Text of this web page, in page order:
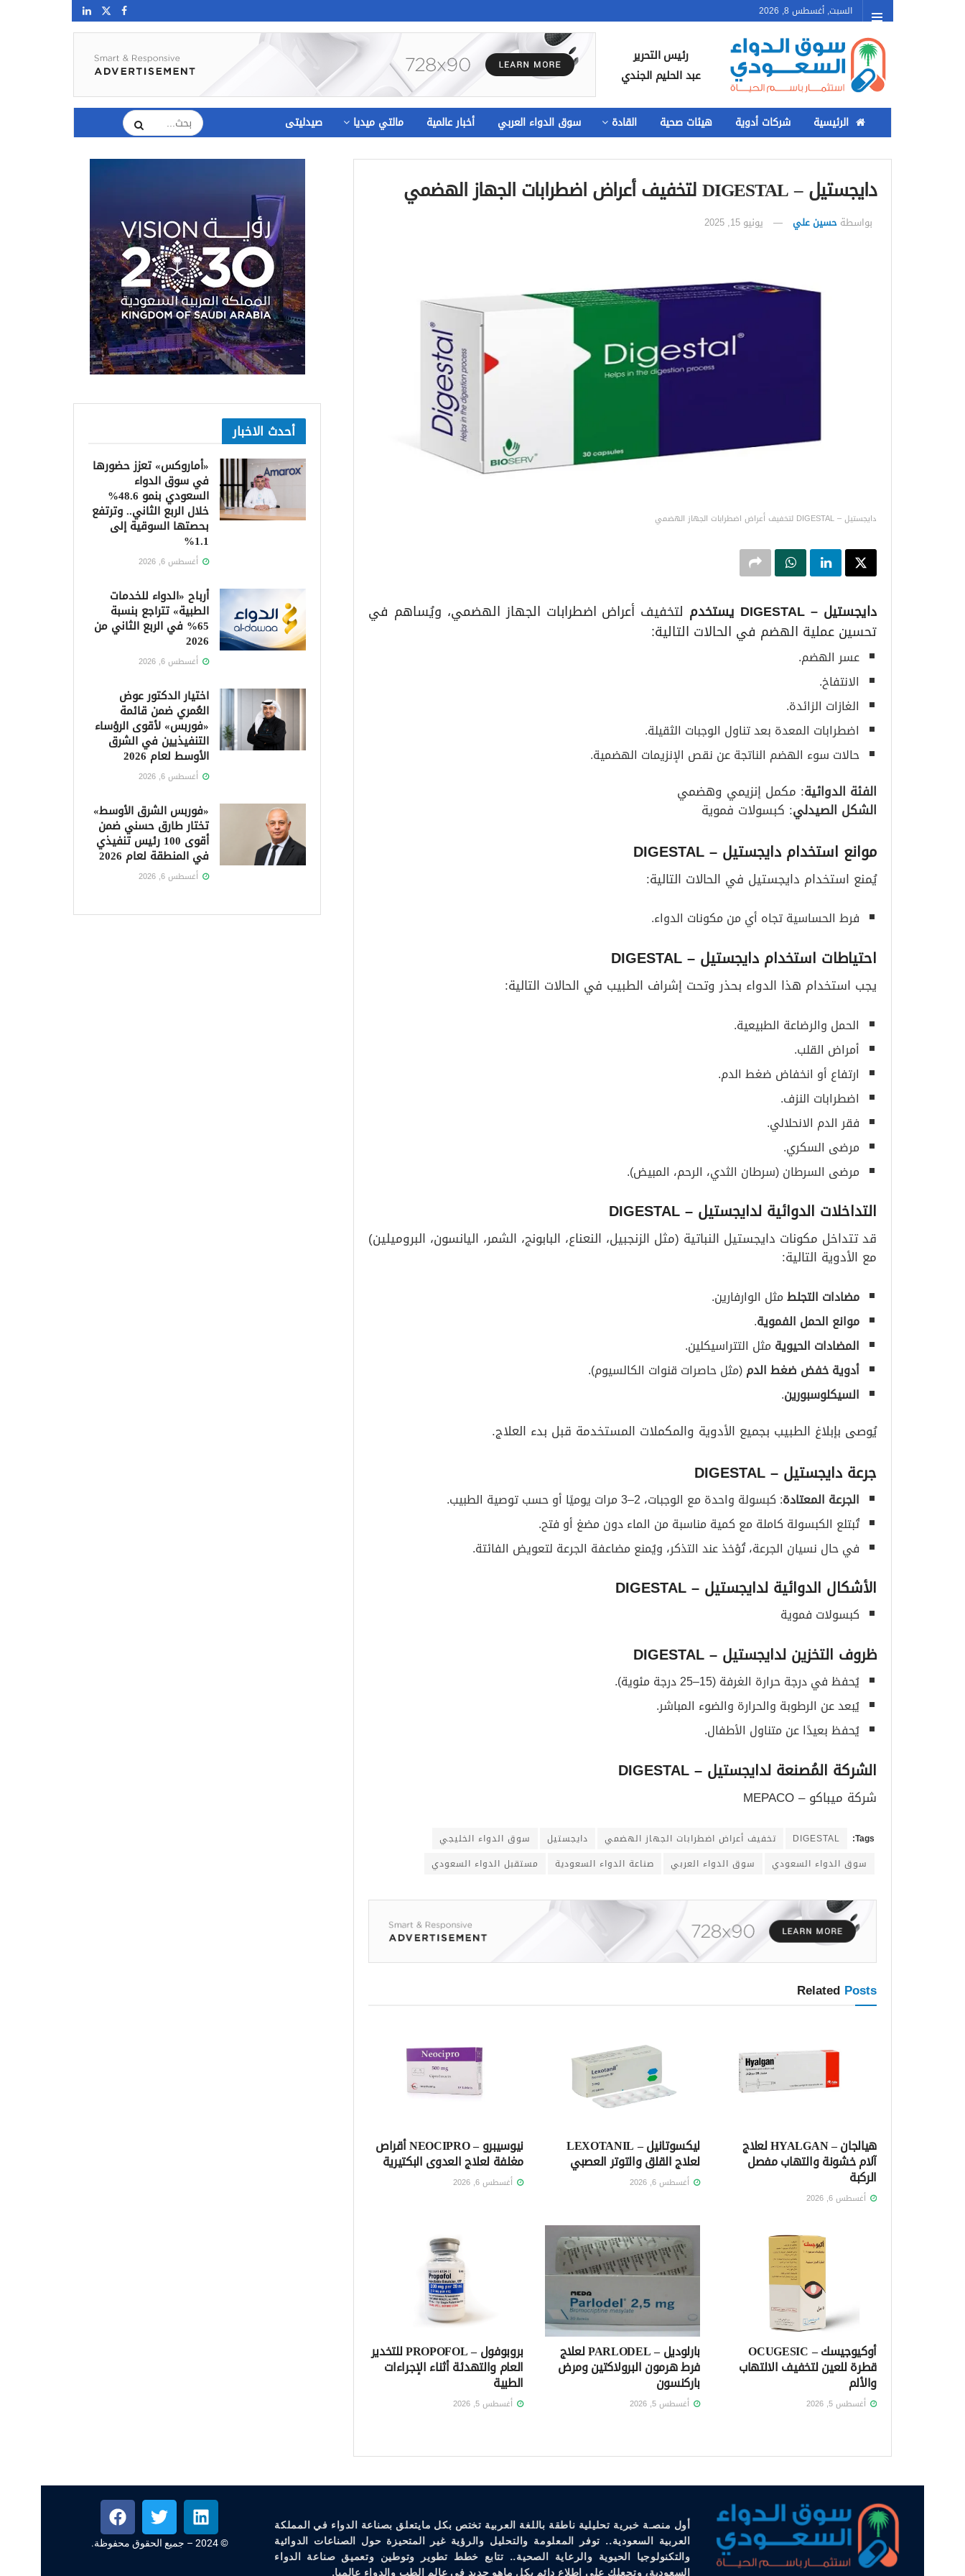
السبت, أغسطس 8, 2026
رئيس التحرير
عبد الحليم الجندي
الرئيسية شركات أدوية هيئات صحية القادة سوق الدواء العربي أخبار عالمية مالتي ميديا صيدليتى
دايجستيل – DIGESTAL لتخفيف أعراض اضطرابات الجهاز الهضمي
بواسطة حسين علي يونيو 15, 2025
دايجستيل – DIGESTAL لتخفيف أعراض اضطرابات الجهاز الهضمي
دايجستيل – DIGESTAL يستخدم
لتخفيف أعراض اضطرابات الجهاز الهضمي، ويُساهم في
تحسين عملية الهضم في الحالات التالية:
عسر الهضم.
الانتفاخ.
الغازات الزائدة.
اضطرابات المعدة بعد تناول الوجبات الثقيلة.
حالات سوء الهضم الناتجة عن نقص الإنزيمات الهضمية.
الفئة الدوائية: مكمل إنزيمي وهضمي
الشكل الصيدلي: كبسولات فموية
موانع استخدام دايجستيل – DIGESTAL
يُمنع استخدام دايجستيل في الحالات التالية:
فرط الحساسية تجاه أي من مكونات الدواء.
احتياطات استخدام دايجستيل – DIGESTAL
يجب استخدام هذا الدواء بحذر وتحت إشراف الطبيب في الحالات التالية:
الحمل والرضاعة الطبيعية.
أمراض القلب.
ارتفاع أو انخفاض ضغط الدم.
اضطرابات النزف.
فقر الدم الانحلالي.
مرضى السكري.
مرضى السرطان (سرطان الثدي، الرحم، المبيض).
التداخلات الدوائية لدايجستيل – DIGESTAL
قد تتداخل مكونات دايجستيل النباتية (مثل الزنجبيل، النعناع، البابونج، الشمر، اليانسون، البروميلين)
مع الأدوية التالية:
مضادات التجلطمثل الوارفارين.
موانع الحمل الفموية.
المضادات الحيوية مثل التتراسيكلين.
أدوية خفض ضغط الدم(مثل حاصرات قنوات الكالسيوم).
السيكلوسبورين.
يُوصى بإبلاغ الطبيب بجميع الأدوية والمكملات المستخدمة قبل بدء العلاج.
جرعة دايجستيل – DIGESTAL
الجرعة المعتادة: كبسولة واحدة مع الوجبات، 2–3 مرات يوميًا أو حسب توصية الطبيب.
تُبتلع الكبسولة كاملة مع كمية مناسبة من الماء دون مضغ أو فتح.
في حال نسيان الجرعة، تُؤخذ عند التذكر، ويُمنع مضاعفة الجرعة لتعويض الفائتة.
الأشكال الدوائية لدايجستيل – DIGESTAL
كبسولات فموية
ظروف التخزين لدايجستيل – DIGESTAL
يُحفظ في درجة حرارة الغرفة (15–25 درجة مئوية).
يُبعد عن الرطوبة والحرارة والضوء المباشر.
يُحفظ بعيدًا عن متناول الأطفال.
الشركة المُصنعة لدايجستيل – DIGESTAL
شركة ميباكو – MEPACO
Tags:
DIGESTAL تخفيف أعراض اضطرابات الجهاز الهضمي دايجستيل
سوق الدواء الخليجي
سوق الدواء السعودي
سوق الدواء العربي صناعة الدواء السعودية مستقبل الدواء السعودي
Related Posts
هيالجان – HYALGAN لعلاج
آلام خشونة والتهاب مفصل
الركبة
أغسطس 6, 2026
ليكسوتانيل – LEXOTANIL
لعلاج القلق والتوتر العصبي
أغسطس 6, 2026
نيوسيبرو – NEOCIPRO أقراص
مغلفة لعلاج العدوى البكتيرية
أغسطس 6, 2026
أوكيوجيسك – OCUGESIC
قطرة للعين لتخفيف الالتهاب
والألم
أغسطس 5, 2026
بارلوديل – PARLODEL لعلاج
فرط هرمون البرولاكتين ومرض
باركنسون
أغسطس 5, 2026
بروبوفول – PROPOFOL للتخدير
العام والتهدئة أثناء الإجراءات
الطبية
أغسطس 5, 2026
أحدث الاخبار
«أماروكس» تعزز حضورها
في سوق الدواء
السعودي بنمو 48.6%
خلال الربع الثاني.. وترتفع
بحصتها السوقية إلى
1.1%
أغسطس 6, 2026
أرباح «الدواء للخدمات
الطبية» تتراجع بنسبة
65% في الربع الثاني من
2026
أغسطس 6, 2026
اختيار الدكتور عوض
العُمري ضمن قائمة
«فوربس» لأقوى الرؤساء
التنفيذيين في الشرق
الأوسط لعام 2026
أغسطس 6, 2026
«فوربس الشرق الأوسط»
تختار طارق حسني ضمن
أقوى 100 رئيس تنفيذي
في المنطقة لعام 2026
أغسطس 6, 2026
أول منصـة خبرية تحليلية ناطقة باللغة العربية تختص بكل مايتعلق بصناعة الدواء في المملكة
العربية السعودية.. توفر المعلومة والتحليل والرؤية غير المتحيزة حول الصناعات الدوائية
والتكنولوجيا الحيوية والرعاية الصحية.. تتابع خطط تطوير وتوطين وتعميق صناعة الدواء
السعودية، وتجعلك على إطلاع دائم بكل ماهو جديد في عالم الطب والدواء عالميا.
© 2024 – جميع الحقوق محفوظة.